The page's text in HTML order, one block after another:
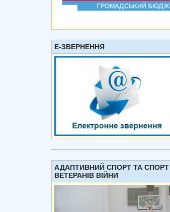
Е-ЗВЕРНЕННЯ
АДАПТИВНИЙ СПОРТ ТА СПОРТ
ВЕТЕРАНІВ ВІЙНИ